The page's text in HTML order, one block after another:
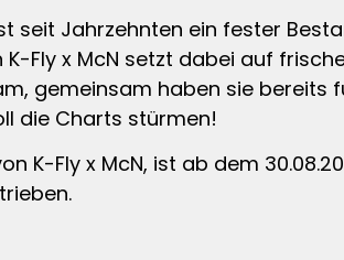
seit Jahrzehnten ein fester
K-Fly x McN setzt dabei auf
gemeinsam haben sie
die Charts stürmen!
K-Fly x McN, ist ab dem